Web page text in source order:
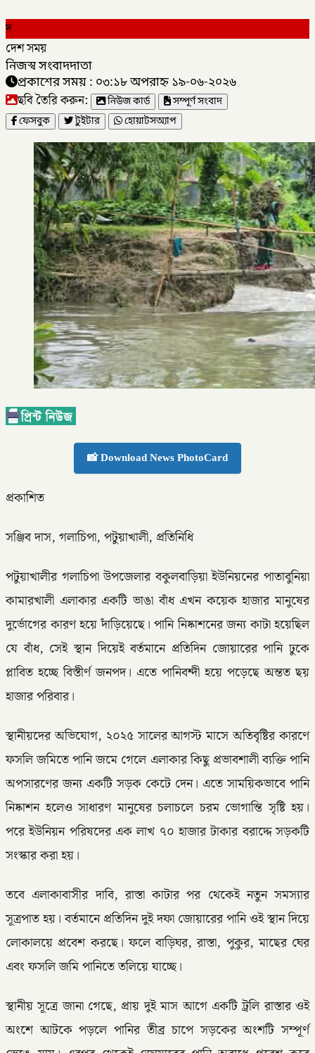
দ
দেশ সময়
নিজস্ব সংবাদদাতা
প্রকাশের সময় : ০৩:১৮ অপরাহ্ন ১৯-০৬-২০২৬
ছবি তৈরি করুন: নিউজ কার্ড
সম্পূর্ণ সংবাদ
ফেসবুক
টুইটার হোয়াটসঅ্যাপ
📸 Download News PhotoCard
প্রকাশিত
সঞ্জিব দাস, গলাচিপা, পটুয়াখালী, প্রতিনিধি
পটুয়াখালীর গলাচিপা উপজেলার বকুলবাড়িয়া ইউনিয়নের পাতাবুনিয়া
কামারখালী এলাকার একটি ভাঙা বাঁধ এখন কয়েক হাজার মানুষের
দুর্ভোগের কারণ হয়ে দাঁড়িয়েছে। পানি নিষ্কাশনের জন্য কাটা হয়েছিল
যে বাঁধ, সেই স্থান দিয়েই বর্তমানে প্রতিদিন জোয়ারের পানি ঢুকে
প্লাবিত হচ্ছে বিস্তীর্ণ জনপদ। এতে পানিবন্দী হয়ে পড়েছে অন্তত ছয়
হাজার পরিবার।
স্থানীয়দের অভিযোগ, ২০২৫ সালের আগস্ট মাসে অতিবৃষ্টির কারণে
ফসলি জমিতে পানি জমে গেলে এলাকার কিছু প্রভাবশালী ব্যক্তি পানি
অপসারণের জন্য একটি সড়ক কেটে দেন। এতে সাময়িকভাবে পানি
নিষ্কাশন হলেও সাধারণ মানুষের চলাচলে চরম ভোগান্তি সৃষ্টি হয়।
পরে ইউনিয়ন পরিষদের এক লাখ ৭০ হাজার টাকার বরাদ্দে সড়কটি
সংস্কার করা হয়।
তবে এলাকাবাসীর দাবি, রাস্তা কাটার পর থেকেই নতুন সমস্যার
সূত্রপাত হয়। বর্তমানে প্রতিদিন দুই দফা জোয়ারের পানি ওই স্থান দিয়ে
লোকালয়ে প্রবেশ করছে। ফলে বাড়িঘর, রাস্তা, পুকুর, মাছের ঘের
এবং ফসলি জমি পানিতে তলিয়ে যাচ্ছে।
স্থানীয় সূত্রে জানা গেছে, প্রায় দুই মাস আগে একটি ট্রলি রাস্তার ওই
অংশে আটকে পড়লে পানির তীব্র চাপে সড়কের অংশটি সম্পূর্ণ